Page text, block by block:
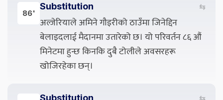
86'
Substitution ⇆
अल्जेरियाले अमिने गौइरीको ठाउँमा जिनेद्दिन
बेलाइदलाई मैदानमा उतारेको छ। यो परिवर्तन ८६ औं
मिनेटमा हुन्छ किनकि दुबै टोलीले अवसरहरू
खोजिरहेका छन्।
Substitution